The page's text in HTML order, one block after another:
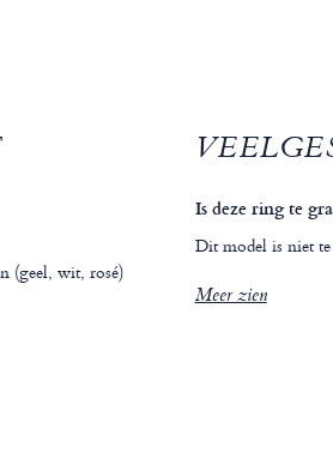
(geel, wit, rosé)
Is deze ring te
Dit model is niet
Meer zien